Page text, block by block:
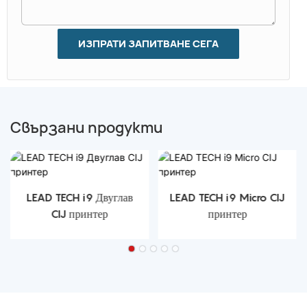
ИЗПРАТИ ЗАПИТВАНЕ СЕГА
Свързани продукти
LEAD TECH i9 Двуглав
CIJ принтер
LEAD TECH i9 Micro CIJ
принтер